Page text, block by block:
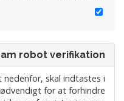
robot verifikation
skal indtastes i
for at forhindre